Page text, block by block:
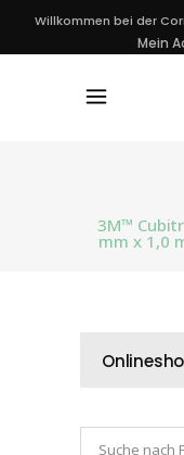
Willkommen bei der
Mein
3M™
mm x 1,0